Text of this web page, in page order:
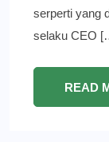
serperti yang
selaku CEO
READ